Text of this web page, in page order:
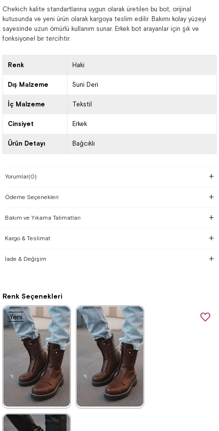
Chekich kalite standartlarına uygun olarak üretilen bu bot, orijinal
kutusunda ve yeni ürün olarak kargoya teslim edilir. Bakımı kolay yüzeyi
sayesinde uzun ömürlü kullanım sunar. Erkek bot arayanlar için şık ve
fonksiyonel bir tercihtir.
Renk Haki
Dış Malzeme Suni Deri
İç Malzeme Tekstil
Cinsiyet Erkek
Ürün Detayı Bağcıklı
Yorumlar(0)
Ödeme Seçenekleri
Bakım ve Yıkama Talimatları
Kargo & Teslimat
İade & Değişim
Renk Seçenekleri
★ ★ ★ ★
Yeni
Ürün
Yeni
Ürün